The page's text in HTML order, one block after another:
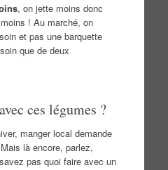
, on jette moins donc
! Au marché, on
et pas une barquette
que de deux
ces légumes ?
manger local demande
Mais là encore, parlez,
pas quoi faire avec un